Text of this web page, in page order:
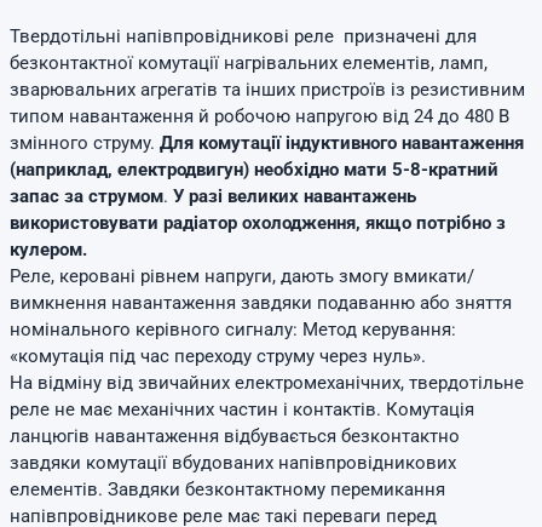
Твердотільні напівпровідникові реле призначені для
безконтактної комутації нагрівальних елементів, ламп,
зварювальних агрегатів та інших пристроїв із резистивним
типом навантаження й робочою напругою від 24 до 480 В
змінного струму. Для комутації індуктивного навантаження
(наприклад, електродвигун) необхідно мати 5-8-кратний
запас за струмом. У разі великих навантажень
використовувати радіатор охолодження, якщо потрібно з
кулером.
Реле, керовані рівнем напруги, дають змогу вмикати/
вимкнення навантаження завдяки подаванню або зняття
номінального керівного сигналу: Метод керування:
«комутація під час переходу струму через нуль».
На відміну від звичайних електромеханічних, твердотільне
реле не має механічних частин і контактів. Комутація
ланцюгів навантаження відбувається безконтактно
завдяки комутації вбудованих напівпровідникових
елементів. Завдяки безконтактному перемикання
напівпровідникове реле має такі переваги перед